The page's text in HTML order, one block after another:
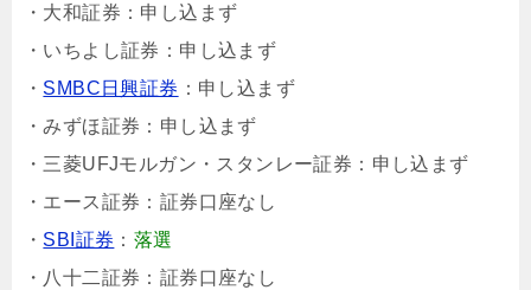
・大和証券：申し込まず
・いちよし証券：申し込まず
・ SMBC日興証券 ：申し込まず
・みずほ証券：申し込まず
・三菱UFJモルガン・スタンレー証券：申し込まず
・エース証券：証券口座なし
・ SBI証券 ： 落選
・八十二証券：証券口座なし